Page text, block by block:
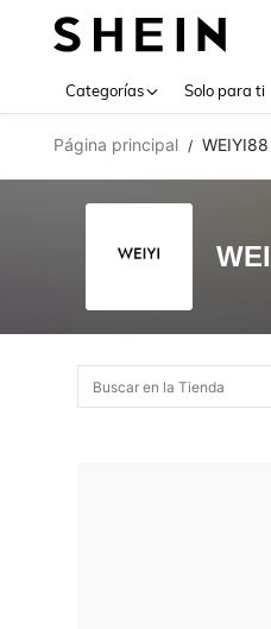
Categorías Solo para ti
Página principal / WEIYI88